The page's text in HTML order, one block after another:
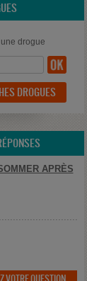
drogue
DROGUES
APRÈS
VOTRE QUESTION